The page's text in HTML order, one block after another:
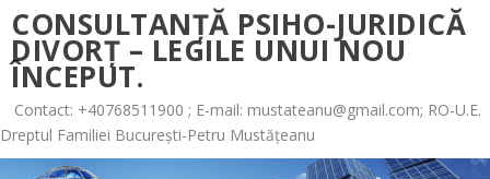
CONSULTANȚĂ PSIHO-JURIDICĂ
DIVORȚ – LEGILE UNUI NOU
ÎNCEPUT.
Contact: +40768511900 ; E-mail: mustateanu@gmail.com; RO-U.E.
Dreptul Familiei București-Petru Mustățeanu